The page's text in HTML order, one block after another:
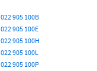
022 905 100B
022 905 100E
022 905 100H
022 905 100L
022 905 100P